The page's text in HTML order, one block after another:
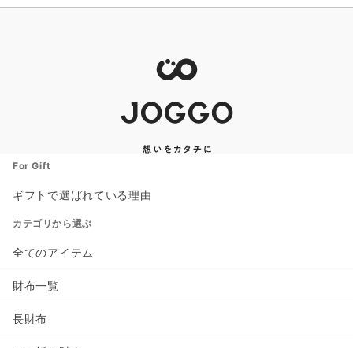
For Gift
ギフトで選ばれている理由
カテゴリから選ぶ
全てのアイテム
財布一覧
長財布